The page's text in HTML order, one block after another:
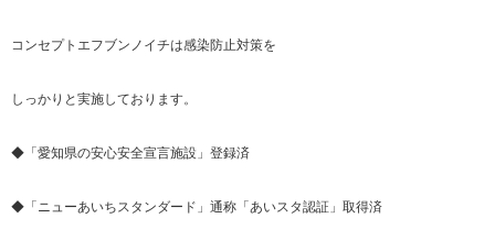
コンセプトエフブンノイチは感染防止対策を
しっかりと実施しております。
◆「愛知県の安心安全宣言施設」登録済
◆「ニューあいちスタンダード」通称「あいスタ認証」取得済